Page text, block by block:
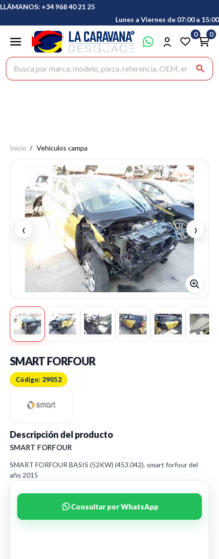
LLÁMANOS: +34 968 40 21 25
Lunes a Viernes de 07:00 a 15:00
Buscar productos
search
0 0
Inicio Vehículos campa
‹ ›
SMART FORFOUR
Código: 29052
Descripción del producto
SMART FORFOUR
SMART FORFOUR BASIS (52KW) (453.042). smart forfour del
año 2015
Consultar por WhatsApp